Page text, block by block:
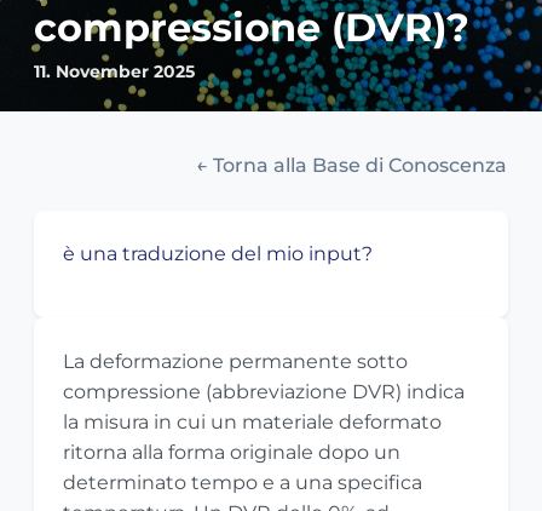
compressione (DVR)?
11. November 2025
← Torna alla Base di Conoscenza
è una traduzione del mio input?
La deformazione permanente sotto
compressione (abbreviazione DVR) indica
la misura in cui un materiale deformato
ritorna alla forma originale dopo un
determinato tempo e a una specifica